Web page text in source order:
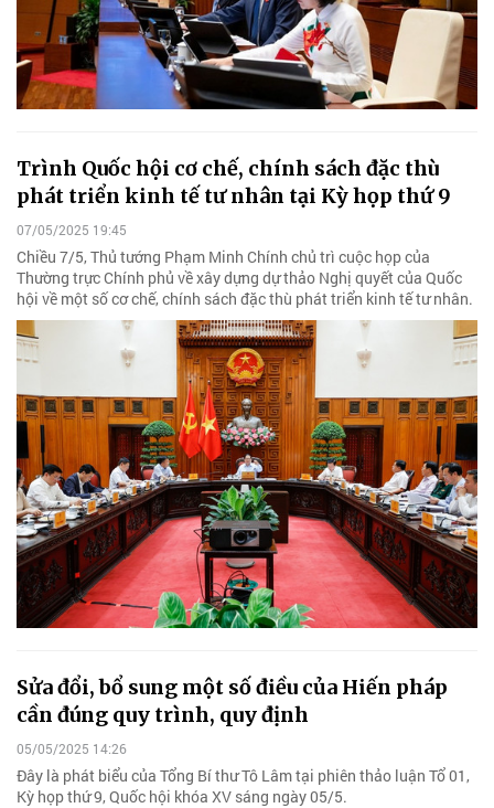
Trình Quốc hội cơ chế, chính sách đặc thù
phát triển kinh tế tư nhân tại Kỳ họp thứ 9
07/05/2025 19:45
Chiều 7/5, Thủ tướng Phạm Minh Chính chủ trì cuộc họp của
Thường trực Chính phủ về xây dựng dự thảo Nghị quyết của Quốc
hội về một số cơ chế, chính sách đặc thù phát triển kinh tế tư nhân.
Sửa đổi, bổ sung một số điều của Hiến pháp
cần đúng quy trình, quy định
05/05/2025 14:26
Đây là phát biểu của Tổng Bí thư Tô Lâm tại phiên thảo luận Tổ 01,
Kỳ họp thứ 9, Quốc hội khóa XV sáng ngày 05/5.